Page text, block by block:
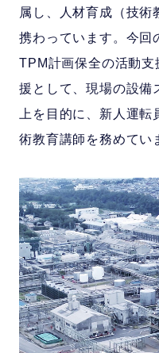
属し、人材育成（技術
携わっています。今回
TPM計画保全の活動
援として、現場の設備
上を目的に、新人運
術教育講師を務めてい